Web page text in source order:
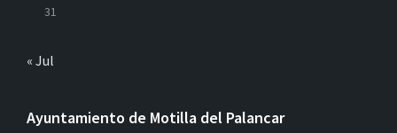
31
« Jul
Ayuntamiento de Motilla del Palancar